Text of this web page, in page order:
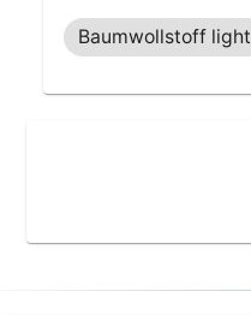
Baumwollstoff light